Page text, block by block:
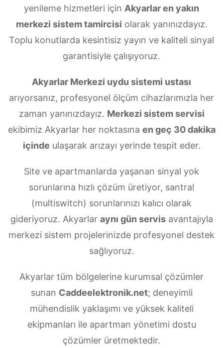
yenileme hizmetleri için Akyarlar en yakın
merkezi sistem tamircisi olarak yanınızdayız.
Toplu konutlarda kesintisiz yayın ve kaliteli sinyal
garantisiyle çalışıyoruz.
Akyarlar Merkezi uydu sistemi ustası
arıyorsanız, profesyonel ölçüm cihazlarımızla her
zaman yanınızdayız. Merkezi sistem servisi
ekibimiz Akyarlar her noktasına en geç 30 dakika
içinde ulaşarak arızayı yerinde tespit eder.
Site ve apartmanlarda yaşanan sinyal yok
sorunlarına hızlı çözüm üretiyor, santral
(multiswitch) sorunlarınızı kalıcı olarak
gideriyoruz. Akyarlar aynı gün servisavantajıyla
merkezi sistem projelerinizde profesyonel destek
sağlıyoruz.
Akyarlar tüm bölgelerine kurumsal çözümler
sunan Caddeelektronik.net; deneyimli
mühendislik yaklaşımı ve yüksek kaliteli
ekipmanları ile apartman yönetimi dostu
çözümler üretmektedir.